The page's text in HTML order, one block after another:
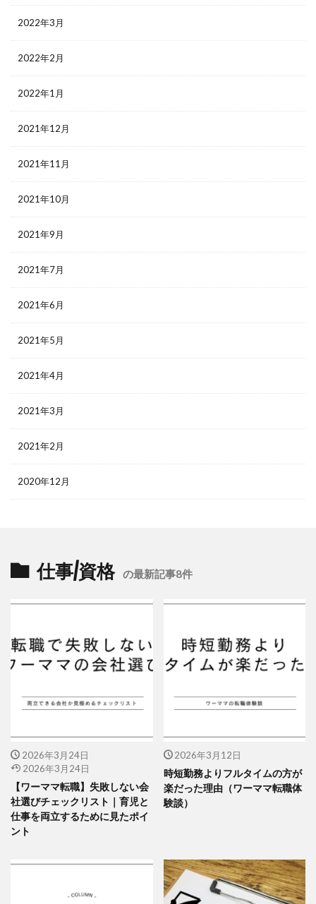
2022年3月
2022年2月
2022年1月
2021年12月
2021年11月
2021年10月
2021年9月
2021年7月
2021年6月
2021年5月
2021年4月
2021年3月
2021年2月
2020年12月
仕事/資格 の最新記事8件
2026年3月24日
2026年3月24日
【ワーママ転職】失敗しない会
社選びチェックリスト｜育児と
仕事を両立するために見たポイ
ント
2026年3月12日
時短勤務よりフルタイムの方が
楽だった理由（ワーママ転職体
験談）